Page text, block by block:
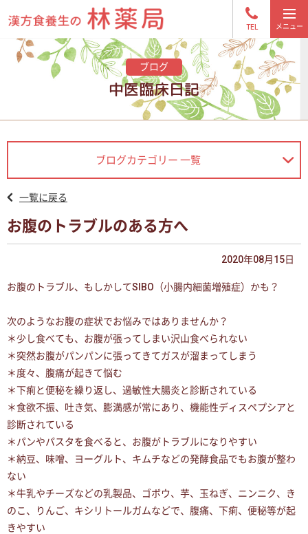
TEL
ブログ
中医臨床日記
ブログカテゴリー 一覧
一覧に戻る
お腹のトラブルのある方へ
2020年08月15日
お腹のトラブル、もしかしてSIBO（小腸内細菌増殖症）かも？
次のようなお腹の症状でお悩みではありませんか？
＊少し食べても、お腹が張ってしまい沢山食べられない
＊突然お腹がパンパンに張ってきてガスが溜まってしまう
＊度々、腹痛が起きて悩む
＊下痢と便秘を繰り返し、過敏性大腸炎と診断されている
＊食欲不振、吐き気、膨満感が常にあり、機能性ディスペプシアと
診断されている
＊パンやパスタを食べると、お腹がトラブルになりやすい
＊納豆、味噌、ヨーグルト、キムチなどの発酵食品でもお腹が整わ
ない
＊牛乳やチーズなどの乳製品、ゴボウ、芋、玉ねぎ、ニンニク、き
のこ、りんご、キシリトールガムなどで、腹痛、下痢、便秘等が起
きやすい